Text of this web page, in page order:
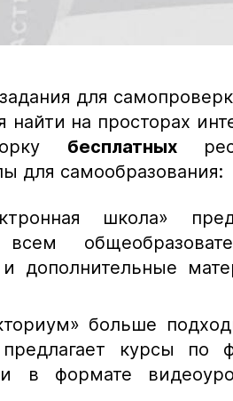
для
на просторах
бесплатных
для самообразования:
школа»
дополнительные
больше
курсы по
в формате